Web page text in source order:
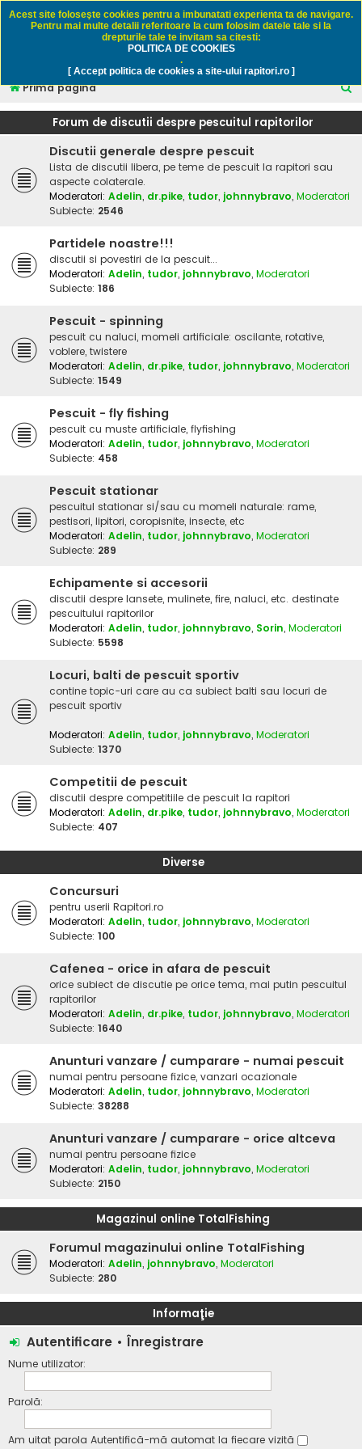
Rapitori.ro - Pescuit sportiv
Prima pagină
C
ă
Forum de discutii despre pescuitul rapitorilor
Discutii generale despre pescuit
Lista de discutii libera, pe teme de pescuit la rapitori sau
aspecte colaterale.
Moderatori: Adelin, dr.pike, tudor, johnnybravo, Moderatori
Subiecte: 2546
Partidele noastre!!!
discutii si povestiri de la pescuit...
Moderatori: Adelin, tudor, johnnybravo, Moderatori
Subiecte: 186
Pescuit - spinning
pescuit cu naluci, momeli artificiale: oscilante, rotative,
voblere, twistere
Moderatori: Adelin, dr.pike, tudor, johnnybravo, Moderatori
Subiecte: 1549
Pescuit - fly fishing
pescuit cu muste artificiale, flyfishing
Moderatori: Adelin, tudor, johnnybravo, Moderatori
Subiecte: 458
Pescuit stationar
pescuitul stationar si/sau cu momeli naturale: rame,
pestisori, lipitori, coropisnite, insecte, etc
Moderatori: Adelin, tudor, johnnybravo, Moderatori
Subiecte: 289
Echipamente si accesorii
discutii despre lansete, mulinete, fire, naluci, etc. destinate
pescuitului rapitorilor
Moderatori: Adelin, tudor, johnnybravo, Sorin, Moderatori
Subiecte: 5598
Locuri, balti de pescuit sportiv
contine topic-uri care au ca subiect balti sau locuri de
pescuit sportiv
Moderatori: Adelin, tudor, johnnybravo, Moderatori
Subiecte: 1370
Competitii de pescuit
discutii despre competitiile de pescuit la rapitori
Moderatori: Adelin, dr.pike, tudor, johnnybravo, Moderatori
Subiecte: 407
Diverse
Concursuri
pentru userii Rapitori.ro
Moderatori: Adelin, tudor, johnnybravo, Moderatori
Subiecte: 100
Cafenea - orice in afara de pescuit
orice subiect de discutie pe orice tema, mai putin pescuitul
rapitorilor
Moderatori: Adelin, dr.pike, tudor, johnnybravo, Moderatori
Subiecte: 1640
Anunturi vanzare / cumparare - numai pescuit
numai pentru persoane fizice, vanzari ocazionale
Moderatori: Adelin, tudor, johnnybravo, Moderatori
Subiecte: 38288
Anunturi vanzare / cumparare - orice altceva
numai pentru persoane fizice
Moderatori: Adelin, tudor, johnnybravo, Moderatori
Subiecte: 2150
Magazinul online TotalFishing
Forumul magazinului online TotalFishing
Moderatori: Adelin, johnnybravo, Moderatori
Subiecte: 280
Informaţie
Autentificare • Înregistrare
Nume utilizator:
Parolă:
Am uitat parola Autentifică-mă automat la fiecare vizită
Acest site foloseşte cookies pentru a imbunatati experienta ta de navigare.
Pentru mai multe detalii referitoare la cum folosim datele tale si la
drepturile tale te invitam sa citesti:
POLITICA DE COOKIES
.
[ Accept politica de cookies a site-ului rapitori.ro ]